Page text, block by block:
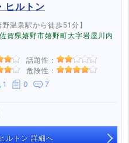
ヒルトン
野温泉駅から徒歩51分】
県嬉野市嬉野町大字岩屋川内
話題性：
危険性：
1 0 7
ルトン 詳細へ